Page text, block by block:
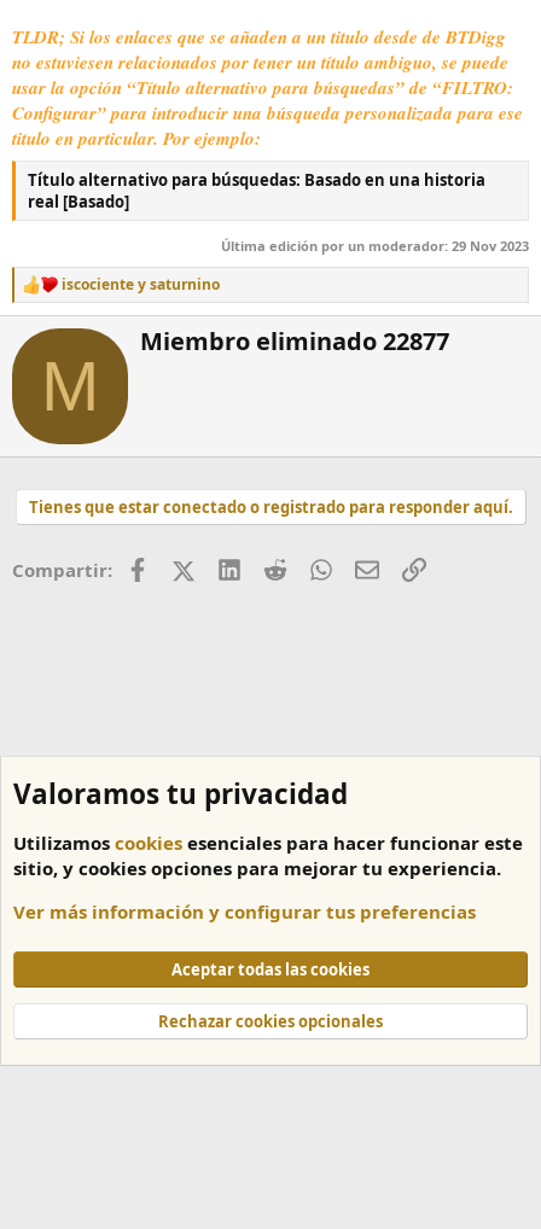
TLDR; Si los enlaces que se añaden a un titulo desde de BTDigg
no estuviesen relacionados por tener un título ambiguo, se puede
usar la opción“Título alternativo para búsquedas”de “FILTRO:
Configurar”para introducir una búsqueda personalizada para ese
titulo en particular. Por ejemplo:
Título alternativo para búsquedas: Basado en una historia
real [Basado]
Última edición por un moderador: 29 Nov 2023
R
e
c
n
:
iscocienteysaturnino
M
W
r
n
b
y
Miembro eliminado 22877
Tienes que estar conectado o registrado para responder aquí.
Compartir: FacebookX (Twitter)
LinkedIn
RedditWhatsApp
CorreoEnlace
Cookies
Español
Términos y reglas
Política de privacidad
Ayuda
Inicio
R
Valoramos tu privacidad
Utilizamos cookies esenciales para hacer funcionar este
sitio, y cookies opciones para mejorar tu experiencia.
Ver más información y configurar tus preferencias
Aceptar todas las cookies
Rechazar cookies opcionales